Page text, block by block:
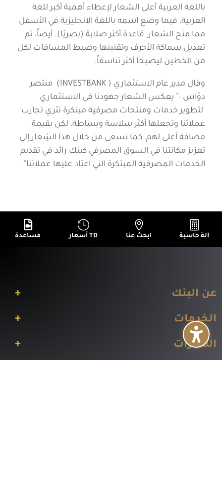
باللغة العربية أعلى الشعار لإعطاء أهمية أكبر للغة
العربية، فيما وضع اسمه باللغة الانجليزية في الأسفل
مما منح الشعار قاعدة أكثر صلابة (بصريًا). أيضاً، تم
تعديل سماكة الأحرف وتقنينها وضبط المسافات لكل
من الخطين ليصبحا أكثر تناسقاً.
وقال مدير عام الاستثماري ( INVESTBANK) منتصر
دوّاس :” يعكس الشعار جهودنا في الاستثماري
لتطوير خدمات ومنتجات مصرفية مبتكرة تثري تجارب
عملائنا وتجعلها أكثر سلاسة وبساطة، لكن بقيمة
مضافة أعلى لهم، كما نسعى من خلال هذا الشِعار إلى
تعزيز مكانتنا في السوق المصرفي كبنك رائد في تقديم
الخدمات المصرفية المبتكرة التي اعتاد عليها عملائنا”.

مساعدة

أسعار TD

ابحث عنا

آلة حاسبة
النشرات +
الخدمات +
عن البنك +